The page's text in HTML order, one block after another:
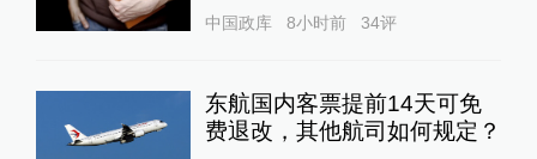
中国政库 8小时前 34评
东航国内客票提前14天可免
费退改，其他航司如何规定？